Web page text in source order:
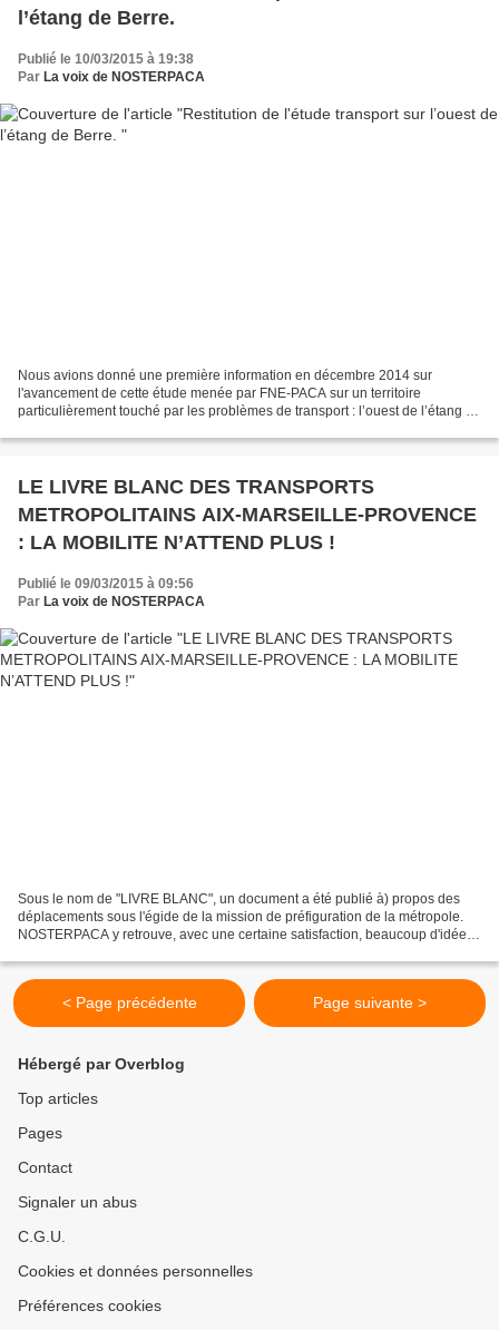
l’étang de Berre.
Publié le 10/03/2015 à 19:38
Par La voix de NOSTERPACA
Nous avions donné une première information en décembre 2014 sur
l'avancement de cette étude menée par FNE-PACA sur un territoire
particulièrement touché par les problèmes de transport : l’ouest de l’étang de
LE LIVRE BLANC DES TRANSPORTS
METROPOLITAINS AIX-MARSEILLE-PROVENCE
: LA MOBILITE N’ATTEND PLUS !
Publié le 09/03/2015 à 09:56
Par La voix de NOSTERPACA
Sous le nom de "LIVRE BLANC", un document a été publié à) propos des
déplacements sous l'égide de la mission de préfiguration de la métropole.
NOSTERPACA y retrouve, avec une certaine satisfaction, beaucoup d'idées
< Page précédente Page suivante >
Hébergé par Overblog
Top articles
Pages
Contact
Signaler un abus
C.G.U.
Cookies et données personnelles
Préférences cookies